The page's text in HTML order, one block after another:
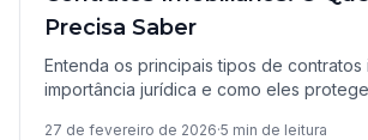
Precisa Saber
Entenda os principais tipos de contratos
importância jurídica e como eles
27 de fevereiro de 2026·5 min de leitura